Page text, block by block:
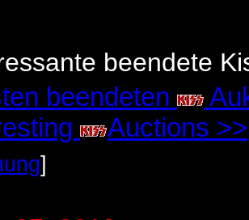
beendete
beendeten
Auctions >>
]